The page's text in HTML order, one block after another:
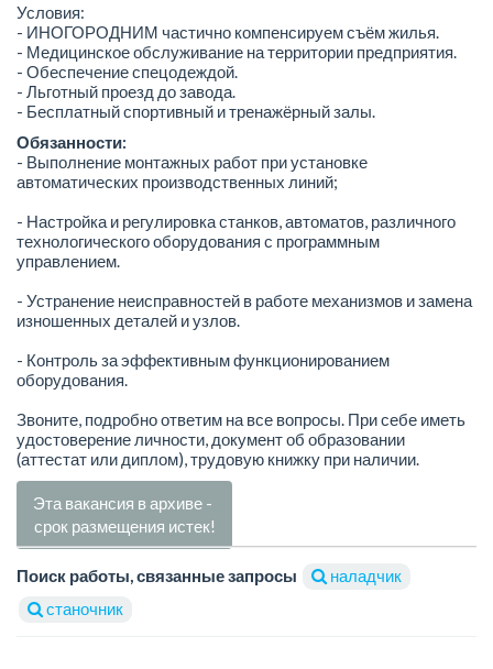
Условия:
- ИНОГОРОДНИМ частично компенсируем съём жилья.
- Медицинское обслуживание на территории предприятия.
- Обеспечение спецодеждой.
- Льготный проезд до завода.
- Бесплатный спортивный и тренажёрный залы.
Обязанности:
- Выполнение монтажных работ при установке
автоматических производственных линий;
- Настройка и регулировка станков, автоматов, различного
технологического оборудования с программным
управлением.
- Устранение неисправностей в работе механизмов и замена
изношенных деталей и узлов.
- Контроль за эффективным функционированием
оборудования.
Звоните, подробно ответим на все вопросы. При себе иметь
удостоверение личности, документ об образовании
(аттестат или диплом), трудовую книжку при наличии.
Эта вакансия в архиве -
срок размещения истек!
Поиск работы, связанные запросы
наладчик
станочник